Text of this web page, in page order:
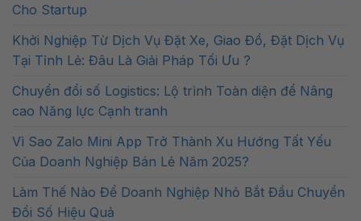
Cho Startup
Khởi Nghiệp Từ Dịch Vụ Đặt Xe, Giao Đồ, Đặt Dịch Vụ
Tại Tỉnh Lẻ: Đâu Là Giải Pháp Tối Ưu ?
Chuyển đổi số Logistics: Lộ trình Toàn diện để Nâng
cao Năng lực Cạnh tranh
Vì Sao Zalo Mini App Trở Thành Xu Hướng Tất Yếu
Của Doanh Nghiệp Bán Lẻ Năm 2025?
Làm Thế Nào Để Doanh Nghiệp Nhỏ Bắt Đầu Chuyển
Đổi Số Hiệu Quả